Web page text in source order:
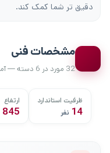
دقیق تر شما کمک کند.
مشخصات فنی
32 مورد در 6 دسته — آماده مقایسه با سایر مدل‌ها
ظرفیت استاندارد
14 نفر
ارتفاع
845